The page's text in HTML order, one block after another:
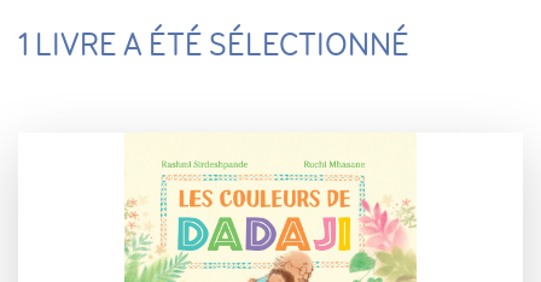
1 LIVRE A ÉTÉ SÉLECTIONNÉ